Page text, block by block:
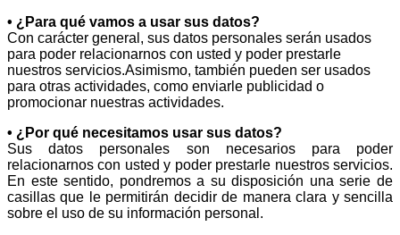
• ¿Para qué vamos a usar sus datos?
Con carácter general, sus datos personales serán usados
para poder relacionarnos con usted y poder prestarle
nuestros servicios.Asimismo, también pueden ser usados
para otras actividades, como enviarle publicidad o
promocionar nuestras actividades.
• ¿Por qué necesitamos usar sus datos?
Sus datos personales son necesarios para poder
relacionarnos con usted y poder prestarle nuestros servicios.
En este sentido, pondremos a su disposición una serie de
casillas que le permitirán decidir de manera clara y sencilla
sobre el uso de su información personal.